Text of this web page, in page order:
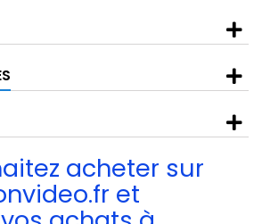
acheter sur
et